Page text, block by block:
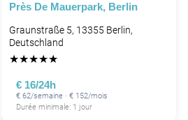
Près De Mauerpark, Berlin
Graunstraße 5, 13355 Berlin,
Deutschland
★★★★★
€ 16/24h
€ 62/semaine · € 152/mois
Durée minimale: 1 jour